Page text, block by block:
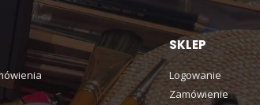
SKLEP
Logowanie
Zamówienie